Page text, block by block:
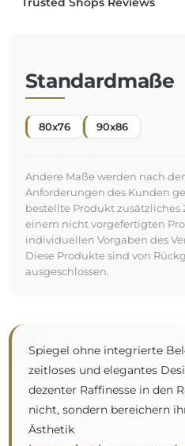
nicht, sondern bereichern
Ästhetik
harmoniert hervorragend
unterschiedlichsten
traditionellen. Diese Spiegel
die den Stil des Raumes
Eleganz und Harmonie
Kostenlose
Transport
wir kümmern uns darum,
Spiegel vollkommen sicher